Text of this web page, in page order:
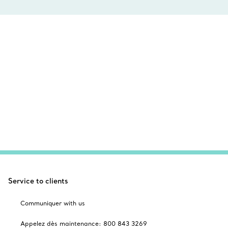
Service to clients
Communiquer with us
Appelez dès maintenance: 800 843 3269